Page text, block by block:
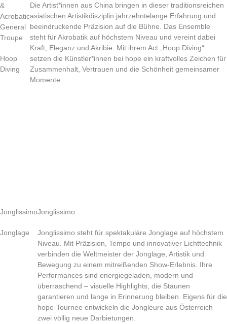
&
Acrobatic
General
Troupe
Hoop
Diving
Die Artist*innen aus China bringen in dieser traditionsreichen
asiatischen Artistikdisziplin jahrzehntelange Erfahrung und
beeindruckende Präzision auf die Bühne. Das Ensemble
steht für Akrobatik auf höchstem Niveau und vereint dabei
Kraft, Eleganz und Akribie. Mit ihrem Act „Hoop Diving“
setzen die Künstler*innen bei hope ein kraftvolles Zeichen für
Zusammenhalt, Vertrauen und die Schönheit gemeinsamer
Momente.
Jonglissimo
Jonglage
Jonglissimo
Jonglissimo steht für spektakuläre Jonglage auf höchstem
Niveau. Mit Präzision, Tempo und innovativer Lichttechnik
verbinden die Weltmeister der Jonglage, Artistik und
Bewegung zu einem mitreißenden Show-Erlebnis. Ihre
Performances sind energiegeladen, modern und
überraschend – visuelle Highlights, die Staunen
garantieren und lange in Erinnerung bleiben. Eigens für die
hope-Tournee entwickeln die Jongleure aus Österreich
zwei völlig neue Darbietungen.